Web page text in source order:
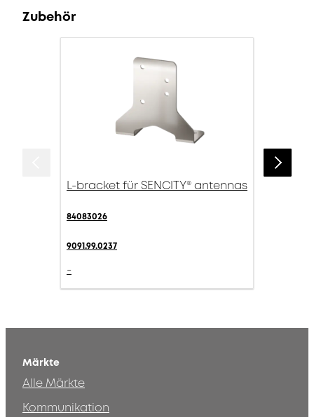
Zubehör
L-bracket für SENCITY® antennas
84083026
9091.99.0237
-
Märkte
Alle Märkte
Kommunikation